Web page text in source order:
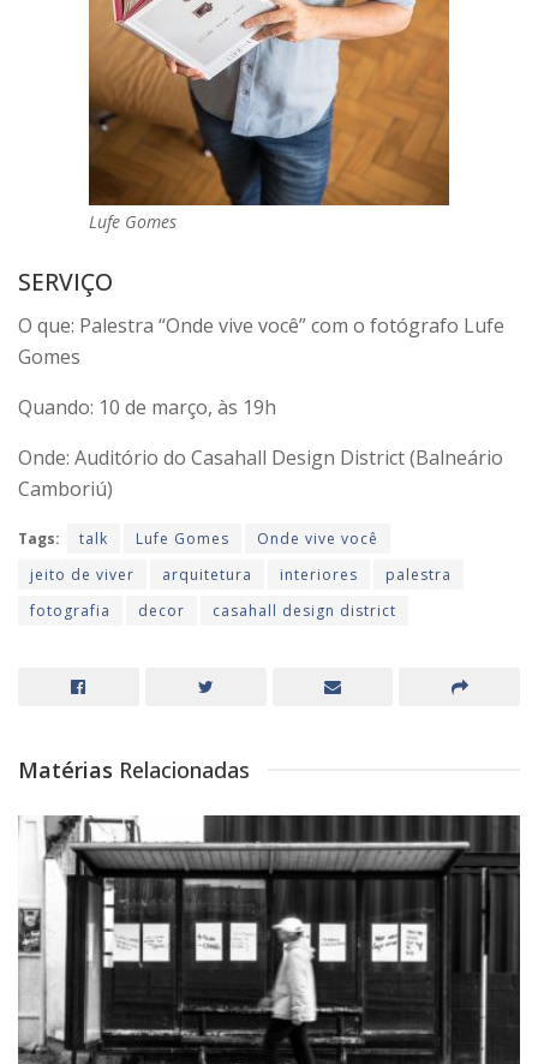
Lufe Gomes
SERVIÇO
O que: Palestra “Onde vive você” com o fotógrafo Lufe
Gomes
Quando: 10 de março, às 19h
Onde: Auditório do Casahall Design District (Balneário
Camboriú)
Tags: talk Lufe Gomes
Onde vive você
jeito de viver
arquitetura interiores
palestra
fotografia
decor casahall design district
Matérias Relacionadas